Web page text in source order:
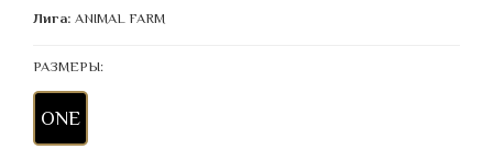
Лига: ANIMAL FARM
РАЗМЕРЫ:
ONE